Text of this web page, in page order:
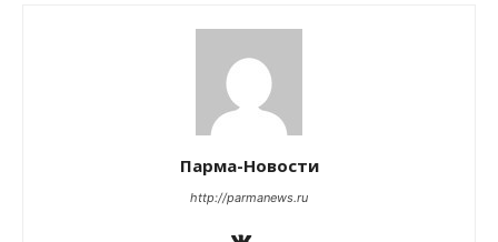
Парма-Новости
http://parmanews.ru